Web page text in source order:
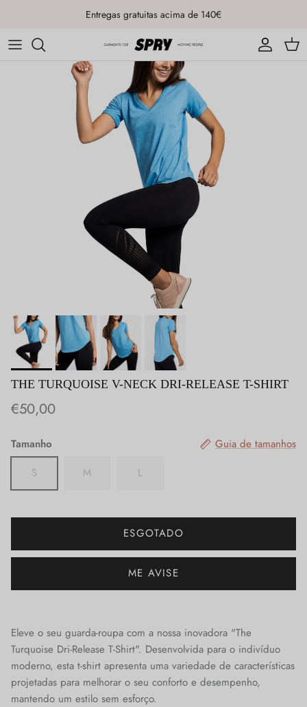
Entregas gratuitas acima de 140€
Conta
THE TURQUOISE V-NECK DRI-RELEASE T-SHIRT
€50,00
Tamanho
Guia de tamanhos
S
M L
ESGOTADO
ME AVISE
Eleve o seu guarda-roupa com a nossa inovadora "The
Turquoise Dri-Release T-Shirt". Desenvolvida para o indivíduo
moderno, esta t-shirt apresenta uma variedade de características
projetadas para melhorar o seu conforto e desempenho,
mantendo um estilo sem esforço.